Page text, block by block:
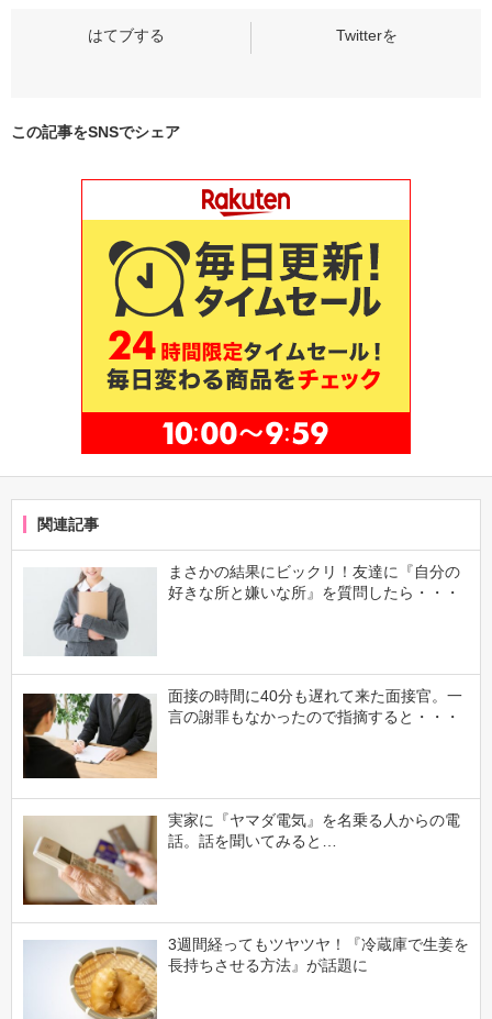
この記事をSNSでシェア
関連記事
まさかの結果にビックリ！友達に『自分の
好きな所と嫌いな所』を質問したら・・・
面接の時間に40分も遅れて来た面接官。一
言の謝罪もなかったので指摘すると・・・
実家に『ヤマダ電気』を名乗る人からの電
話。話を聞いてみると…
3週間経ってもツヤツヤ！『冷蔵庫で生姜を
長持ちさせる方法』が話題に